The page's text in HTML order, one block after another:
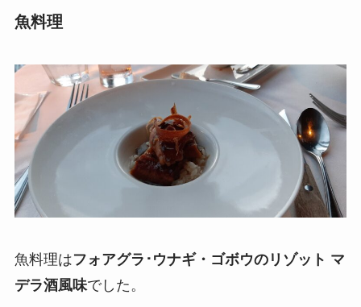
魚料理
魚料理はフォアグラ･ウナギ・ゴボウのリゾット マ
デラ酒風味でした。